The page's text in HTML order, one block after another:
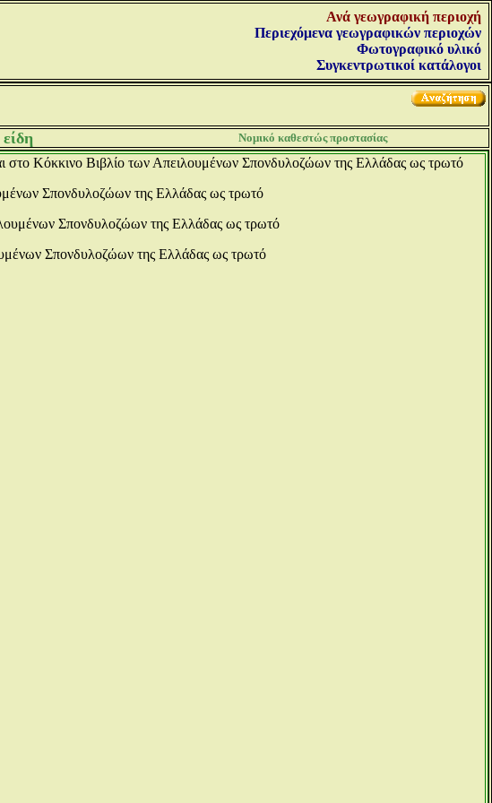
Ανά γεωγραφική περιοχή
Περιεχόμενα γεωγραφικών περιοχών
Φωτογραφικό υλικό
Συγκεντρωτικοί κατάλογοι
Νομικό καθεστώς προστασίας
στο Κόκκινο Βιβλίο των Απειλουμένων Σπονδυλοζώων της Ελλάδας ως τρωτό
Σπονδυλοζώων της Ελλάδας ως τρωτό
Σπονδυλοζώων της Ελλάδας ως τρωτό
Σπονδυλοζώων της Ελλάδας ως τρωτό